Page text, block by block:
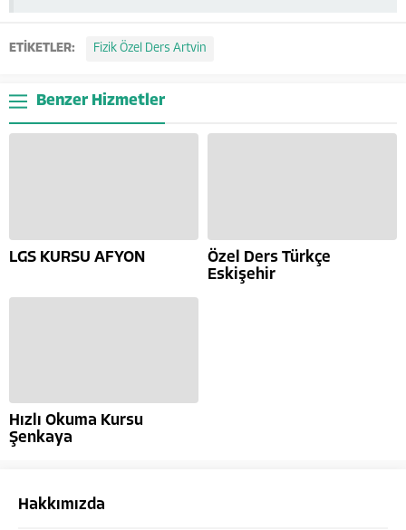
ETİKETLER: Fizik Özel Ders Artvin
Benzer Hizmetler
LGS KURSU AFYON
Özel Ders Türkçe
Eskişehir
Hızlı Okuma Kursu
Şenkaya
Hakkımızda